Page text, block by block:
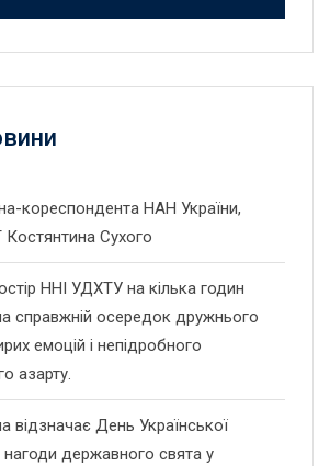
кореспондента НАН України,
Сухого
ННІ УДХТУ на кілька годин
справжній осередок дружнього
емоцій і непідробного
азарту.
відзначає День Української
державного свята у